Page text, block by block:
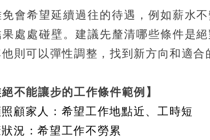
會希望延續過往的待遇，例如薪水
處處碰壁。建議先釐清哪些條件是
則可以彈性調整，找到新方向和適合
絕不能讓步的工作條件範例】
顧家人：希望工作地點近、工時短
況：希望工作不勞累